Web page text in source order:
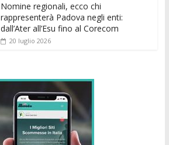
Nomine regionali, ecco chi
rappresenterà Padova negli enti:
dall’Ater all’Esu fino al Corecom
20 luglio 2026